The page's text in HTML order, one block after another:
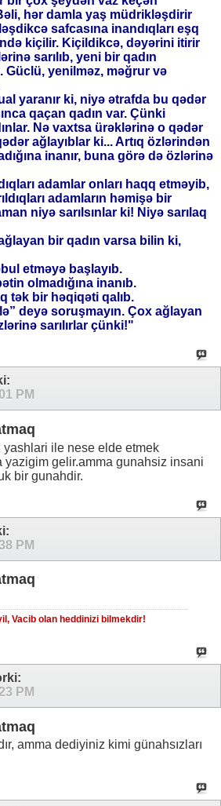
hər damla yaş müdrikləşdirir
safcasına inandıqları eşq
kiçilir. Kiçildikcə, dəyərini itirir
sarılıb, yeni bir qadın
Güclü, yenilməz, məğrur və
yaranır ki, niyə ətrafda bu qədər
qaçan qadın var. Çünki
Nə vaxtsa ürəklərinə o qədər
ağlayıblar ki... Artıq özlərindən
inanır, buna görə də özlərinə
adamlar onları haqq etməyib,
adamların həmişə bir
niyə sarılsınlar ki! Niyə sarılaq
bir qadın varsa bilin ki,
etməyə başlayıb.
olmadığına inanıb.
tək bir həqiqəti qalıb.
deyə soruşmayın. Çox ağlayan
sarılırlar çünki!"
PM
ile nese elde etmek
yazigim gelir.amma gunahsiz insani
bir gunahdir.
PM
Vacib olan heddinizi bilmekdir!
PM
amma dediyiniz kimi günahsızları